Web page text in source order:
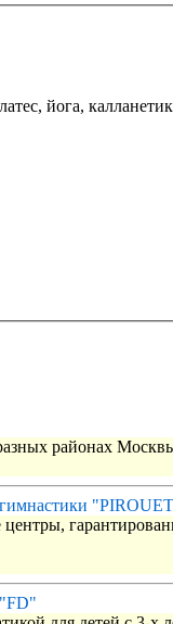
йога,
районах
"FD"